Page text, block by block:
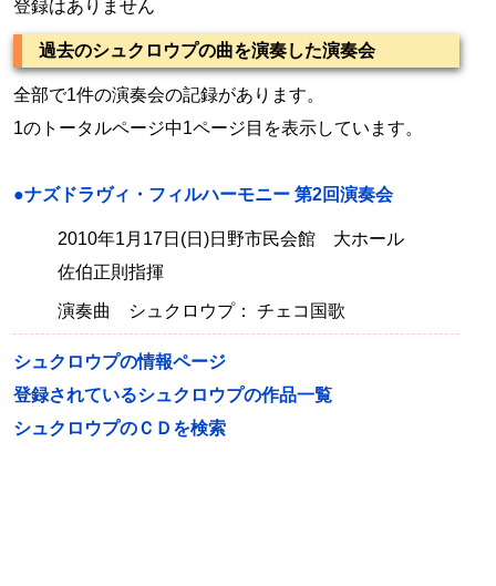
登録はありません
過去のシュクロウプの曲を演奏した演奏会
全部で1件の演奏会の記録があります。
1のトータルページ中1ページ目を表示しています。
●ナズドラヴィ・フィルハーモニー 第2回演奏会
2010年1月17日(日)日野市民会館 大ホール
佐伯正則指揮
演奏曲 シュクロウプ： チェコ国歌
シュクロウプの情報ページ
登録されているシュクロウプの作品一覧
シュクロウプのＣＤを検索